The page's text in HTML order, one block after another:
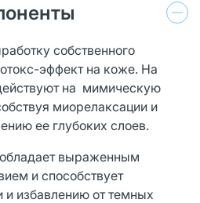
собственного
эффект на коже. На
на мимическую
миорелаксации и
ее глубоких слоев.
выраженным
и способствует
избавлению от темных